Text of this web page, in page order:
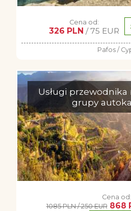
Cena od:
326 PLN / 75 EUR
Pafos /
Usługi przewodnika
grupy
Cena od:
1085 PLN / 250 EUR 868